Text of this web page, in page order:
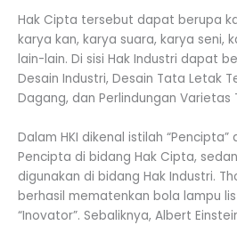
Hak Cipta tersebut dapat berupa
karya kan, karya suara, karya seni,
lain-lain. Di sisi Hak Industri dapat
Desain Industri, Desain Tata Letak
Dagang, dan Perlindungan Varietas
Dalam HKI dikenal istilah
Pencipta di bidang Hak Cipta,
digunakan di bidang Hak Industri.
berhasil mematenkan bola lampu
“Inovator”. Sebaliknya, Albert